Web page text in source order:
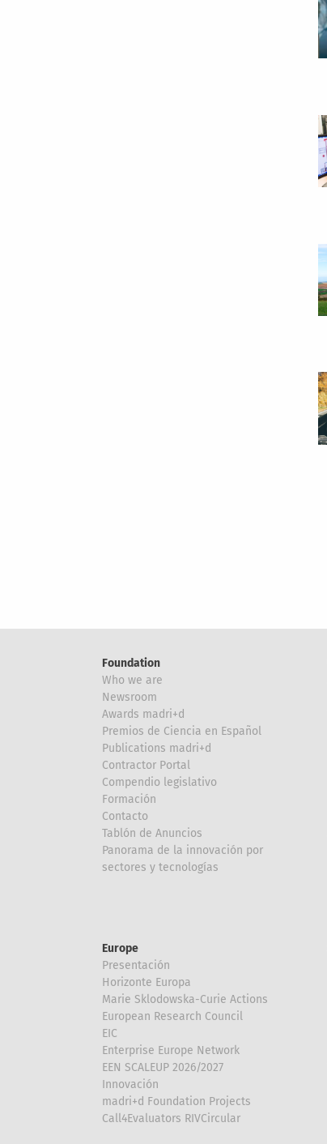
Foundation
Who we are
Newsroom
Awards madri+d
Premios de Ciencia en Español
Publications madri+d
Contractor Portal
Compendio legislativo
Formación
Contacto
Tablón de Anuncios
Panorama de la innovación por
sectores y tecnologías
Europe
Presentación
Horizonte Europa
Marie Sklodowska-Curie Actions
European Research Council
EIC
Enterprise Europe Network
EEN SCALEUP 2026/2027
Innovación
madri+d Foundation Projects
Call4Evaluators RIVCircular